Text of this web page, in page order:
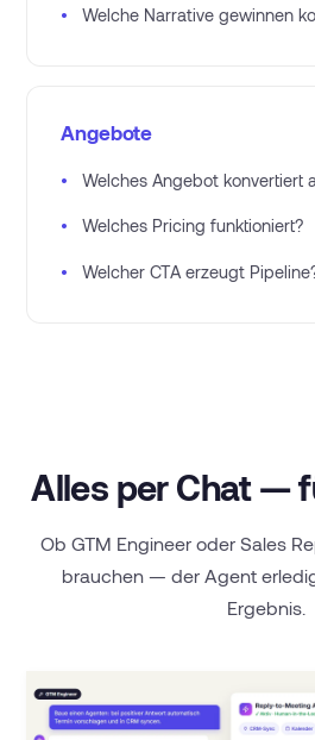
• Welche Narrative gewinnen
Angebote
• Welches Angebot konvertiert
• Welches Pricing funktioniert?
• Welcher CTA erzeugt
Alles per Chat —
Ob GTM Engineer oder Sales
brauchen — der Agent
Ergebnis.